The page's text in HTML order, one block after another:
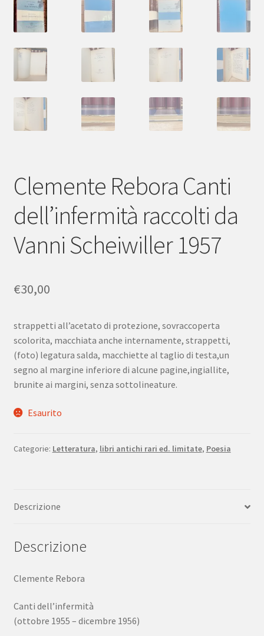
Clemente Rebora Canti
dell’infermità raccolti da
Vanni Scheiwiller 1957
€30,00
strappetti all’acetato di protezione, sovraccoperta
scolorita, macchiata anche internamente, strappetti,
(foto) legatura salda, macchiette al taglio di testa,un
segno al margine inferiore di alcune pagine,ingiallite,
brunite ai margini, senza sottolineature.
Esaurito
Categorie: Letteratura, libri antichi rari ed. limitate, Poesia
Descrizione
Descrizione
Clemente Rebora
Canti dell’infermità
(ottobre 1955 – dicembre 1956)